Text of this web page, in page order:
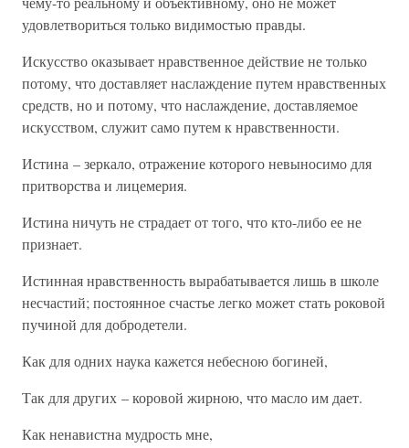
удовлетвориться только видимостью правды.
Искусство оказывает нравственное действие не только
потому, что доставляет наслаждение путем нравственных
средств, но и потому, что наслаждение, доставляемое
искусством, служит само путем к нравственности.
Истина – зеркало, отражение которого невыносимо для
притворства и лицемерия.
Истина ничуть не страдает от того, что кто-либо ее не
признает.
Истинная нравственность вырабатывается лишь в школе
несчастий; постоянное счастье легко может стать роковой
пучиной для добродетели.
Как для одних наука кажется небесною богиней,
Так для других – коровой жирною, что масло им дает.
Как ненавистна мудрость мне,